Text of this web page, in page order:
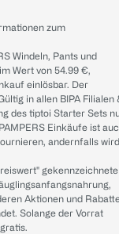
zum
Windeln, Pants und
Wert von 54.99 €,
einlösbar. Der
in allen BIPA Filialen
des tiptoi Starter Sets
Einkäufe ist
andernfalls wird
gekennzeichnete
Aktionen und
Solange der Vorrat